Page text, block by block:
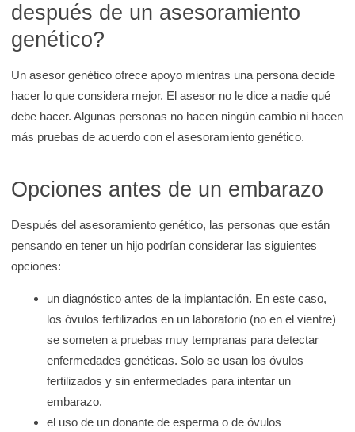
después de un asesoramiento
genético?
Un asesor genético ofrece apoyo mientras una persona decide
hacer lo que considera mejor. El asesor no le dice a nadie qué
debe hacer. Algunas personas no hacen ningún cambio ni hacen
más pruebas de acuerdo con el asesoramiento genético.
Opciones antes de un embarazo
Después del asesoramiento genético, las personas que están
pensando en tener un hijo podrían considerar las siguientes
opciones:
un diagnóstico antes de la implantación. En este caso,
los óvulos fertilizados en un laboratorio (no en el vientre)
se someten a pruebas muy tempranas para detectar
enfermedades genéticas. Solo se usan los óvulos
fertilizados y sin enfermedades para intentar un
embarazo.
el uso de un donante de esperma o de óvulos